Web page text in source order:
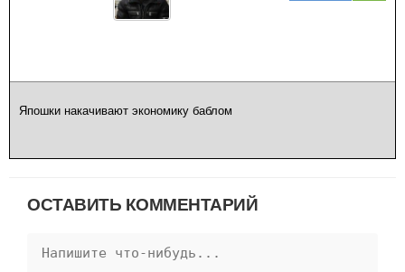
Япошки накачивают экономику баблом
ОСТАВИТЬ КОММЕНТАРИЙ